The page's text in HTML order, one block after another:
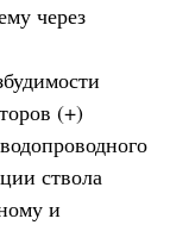
через
(+)
ствола
и